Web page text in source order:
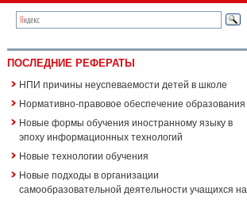
ПОСЛЕДНИЕ РЕФЕРАТЫ
НПИ причины неуспеваемости детей в школе
Нормативно-правовое обеспечение образования
Новые формы обучения иностранному языку в
эпоху информационных технологий
Новые технологии обучения
Новые подходы в организации
самообразовательной деятельности учащихся на